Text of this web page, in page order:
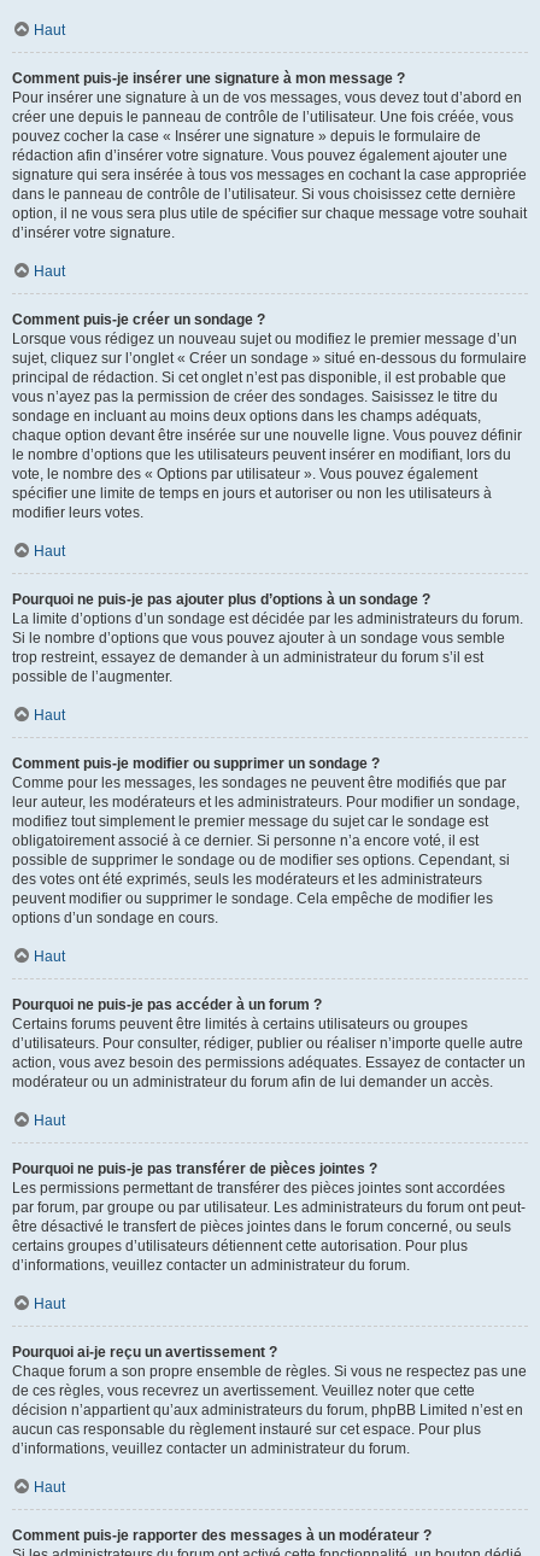
Haut
Comment puis-je insérer une signature à mon message ?
Pour insérer une signature à un de vos messages, vous devez tout d’abord en
créer une depuis le panneau de contrôle de l’utilisateur. Une fois créée, vous
pouvez cocher la case « Insérer une signature » depuis le formulaire de
rédaction afin d’insérer votre signature. Vous pouvez également ajouter une
signature qui sera insérée à tous vos messages en cochant la case appropriée
dans le panneau de contrôle de l’utilisateur. Si vous choisissez cette dernière
option, il ne vous sera plus utile de spécifier sur chaque message votre souhait
d’insérer votre signature.
Haut
Comment puis-je créer un sondage ?
Lorsque vous rédigez un nouveau sujet ou modifiez le premier message d’un
sujet, cliquez sur l’onglet « Créer un sondage » situé en-dessous du formulaire
principal de rédaction. Si cet onglet n’est pas disponible, il est probable que
vous n’ayez pas la permission de créer des sondages. Saisissez le titre du
sondage en incluant au moins deux options dans les champs adéquats,
chaque option devant être insérée sur une nouvelle ligne. Vous pouvez définir
le nombre d’options que les utilisateurs peuvent insérer en modifiant, lors du
vote, le nombre des « Options par utilisateur ». Vous pouvez également
spécifier une limite de temps en jours et autoriser ou non les utilisateurs à
modifier leurs votes.
Haut
Pourquoi ne puis-je pas ajouter plus d’options à un sondage ?
La limite d’options d’un sondage est décidée par les administrateurs du forum.
Si le nombre d’options que vous pouvez ajouter à un sondage vous semble
trop restreint, essayez de demander à un administrateur du forum s’il est
possible de l’augmenter.
Haut
Comment puis-je modifier ou supprimer un sondage ?
Comme pour les messages, les sondages ne peuvent être modifiés que par
leur auteur, les modérateurs et les administrateurs. Pour modifier un sondage,
modifiez tout simplement le premier message du sujet car le sondage est
obligatoirement associé à ce dernier. Si personne n’a encore voté, il est
possible de supprimer le sondage ou de modifier ses options. Cependant, si
des votes ont été exprimés, seuls les modérateurs et les administrateurs
peuvent modifier ou supprimer le sondage. Cela empêche de modifier les
options d’un sondage en cours.
Haut
Pourquoi ne puis-je pas accéder à un forum ?
Certains forums peuvent être limités à certains utilisateurs ou groupes
d’utilisateurs. Pour consulter, rédiger, publier ou réaliser n’importe quelle autre
action, vous avez besoin des permissions adéquates. Essayez de contacter un
modérateur ou un administrateur du forum afin de lui demander un accès.
Haut
Pourquoi ne puis-je pas transférer de pièces jointes ?
Les permissions permettant de transférer des pièces jointes sont accordées
par forum, par groupe ou par utilisateur. Les administrateurs du forum ont peut-
être désactivé le transfert de pièces jointes dans le forum concerné, ou seuls
certains groupes d’utilisateurs détiennent cette autorisation. Pour plus
d’informations, veuillez contacter un administrateur du forum.
Haut
Pourquoi ai-je reçu un avertissement ?
Chaque forum a son propre ensemble de règles. Si vous ne respectez pas une
de ces règles, vous recevrez un avertissement. Veuillez noter que cette
décision n’appartient qu’aux administrateurs du forum, phpBB Limited n’est en
aucun cas responsable du règlement instauré sur cet espace. Pour plus
d’informations, veuillez contacter un administrateur du forum.
Haut
Comment puis-je rapporter des messages à un modérateur ?